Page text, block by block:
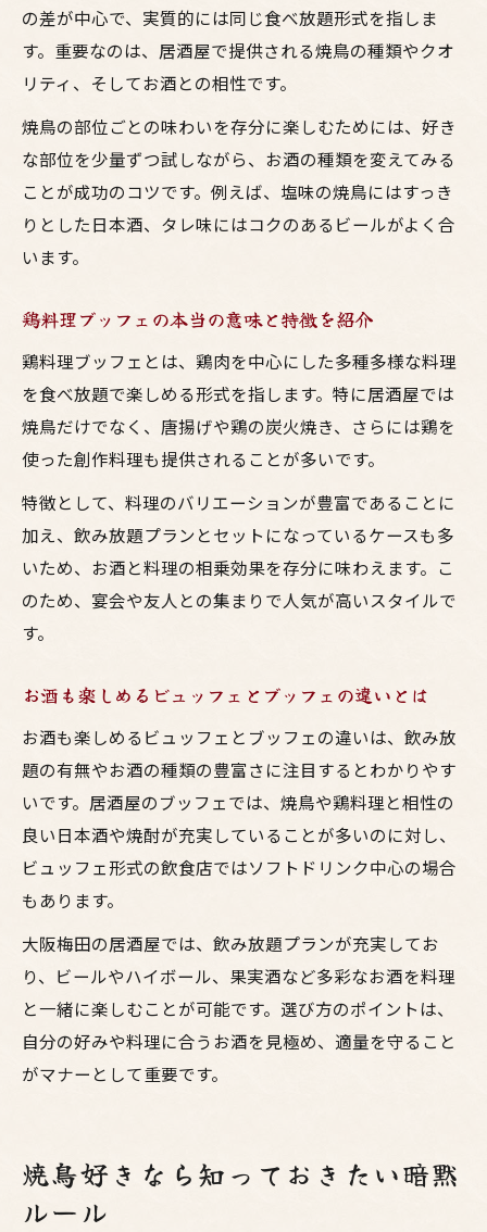
の差が中心で、実質的には同じ食べ放題形式を指しま
す。重要なのは、居酒屋で提供される焼鳥の種類やクオ
リティ、そしてお酒との相性です。
焼鳥の部位ごとの味わいを存分に楽しむためには、好き
な部位を少量ずつ試しながら、お酒の種類を変えてみる
ことが成功のコツです。例えば、塩味の焼鳥にはすっき
りとした日本酒、タレ味にはコクのあるビールがよく合
います。
鶏料理ブッフェの本当の意味と特徴を紹介
鶏料理ブッフェとは、鶏肉を中心にした多種多様な料理
を食べ放題で楽しめる形式を指します。特に居酒屋では
焼鳥だけでなく、唐揚げや鶏の炭火焼き、さらには鶏を
使った創作料理も提供されることが多いです。
特徴として、料理のバリエーションが豊富であることに
加え、飲み放題プランとセットになっているケースも多
いため、お酒と料理の相乗効果を存分に味わえます。こ
のため、宴会や友人との集まりで人気が高いスタイルで
す。
お酒も楽しめるビュッフェとブッフェの違いとは
お酒も楽しめるビュッフェとブッフェの違いは、飲み放
題の有無やお酒の種類の豊富さに注目するとわかりやす
いです。居酒屋のブッフェでは、焼鳥や鶏料理と相性の
良い日本酒や焼酎が充実していることが多いのに対し、
ビュッフェ形式の飲食店ではソフトドリンク中心の場合
もあります。
大阪梅田の居酒屋では、飲み放題プランが充実してお
り、ビールやハイボール、果実酒など多彩なお酒を料理
と一緒に楽しむことが可能です。選び方のポイントは、
自分の好みや料理に合うお酒を見極め、適量を守ること
がマナーとして重要です。
焼鳥好きなら知っておきたい暗黙
ルール